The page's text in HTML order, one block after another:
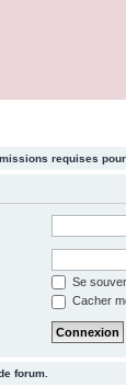
requises
Se
Cacher
forum.